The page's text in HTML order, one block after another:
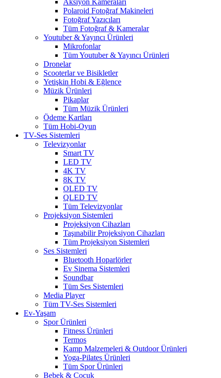
Aksiyon Kameraları
Polaroid Fotoğraf Makineleri
Fotoğraf Yazıcıları
Tüm Fotoğraf & Kameralar
Youtuber & Yayıncı Ürünleri
Mikrofonlar
Tüm Youtuber & Yayıncı Ürünleri
Dronelar
Scooterlar ve Bisikletler
Yetişkin Hobi & Eğlence
Müzik Ürünleri
Pikaplar
Tüm Müzik Ürünleri
Ödeme Kartları
Tüm Hobi-Oyun
TV-Ses Sistemleri
Televizyonlar
Smart TV
LED TV
4K TV
8K TV
OLED TV
QLED TV
Tüm Televizyonlar
Projeksiyon Sistemleri
Projeksiyon Cihazları
Taşınabilir Projeksiyon Cihazları
Tüm Projeksiyon Sistemleri
Ses Sistemleri
Bluetooth Hoparlörler
Ev Sinema Sistemleri
Soundbar
Tüm Ses Sistemleri
Media Player
Tüm TV-Ses Sistemleri
Ev-Yaşam
Spor Ürünleri
Fitness Ürünleri
Termos
Kamp Malzemeleri & Outdoor Ürünleri
Yoga-Pilates Ürünleri
Tüm Spor Ürünleri
Bebek & Çocuk